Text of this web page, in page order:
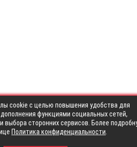
cookie с целью повышения удобства для
функциями социальных сетей,
выбора сторонних сервисов. Более
Политика конфиденциальности